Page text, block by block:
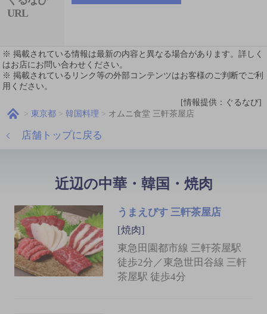
URL
※ 掲載されている情報は最新の内容と異なる場合があります。詳しく
はお店にお問い合わせください。
※ 掲載されているリンク等の外部コンテンツはお客様のご判断でご利
用ください。
[情報提供：ぐるなび]
東京都 韓国料理 オムニ食堂 三軒茶屋店
店舗トップに戻る
近辺の中華・韓国・焼肉
うまえびす 三軒茶屋店
[焼肉]
東急田園都市線 三軒茶屋駅
徒歩2分／東急世田谷線 三軒
茶屋駅 徒歩4分